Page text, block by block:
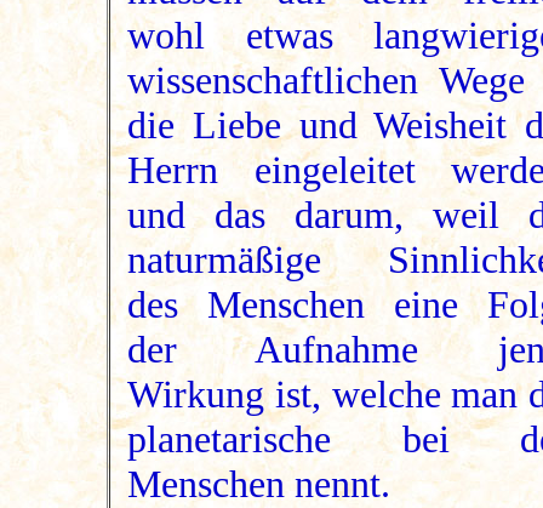
wohl etwas
wissenschaftlichen
die Liebe und Weisheit
Herrn eingeleitet
und das darum, weil
naturmäßige
des Menschen eine
der Aufnahme
Wirkung ist, welche man
planetarische bei
Menschen nennt.